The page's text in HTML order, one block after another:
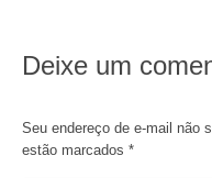
Deixe um
Seu endereço de e-mail não
estão marcados *